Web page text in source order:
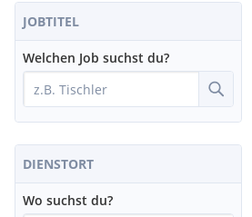
JOBTITEL
Welchen Job suchst du?
DIENSTORT
Wo suchst du?